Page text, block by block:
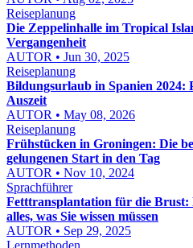
Reiseplanung
Die Zeppelinhalle im Tropical
Vergangenheit
AUTOR • Jun 30, 2025
Reiseplanung
Bildungsurlaub in Spanien 2024:
Auszeit
AUTOR • May 08, 2026
Reiseplanung
Frühstücken in Groningen: Die
gelungenen Start in den Tag
AUTOR • Nov 10, 2024
Sprachführer
Fetttransplantation für die Brust:
alles, was Sie wissen müssen
AUTOR • Sep 29, 2025
Lernmethoden